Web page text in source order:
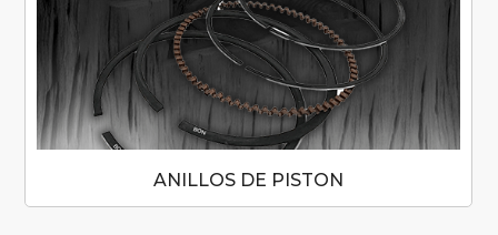
ANILLOS DE PISTON